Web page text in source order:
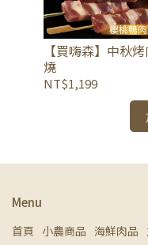
【買嗨森】中秋
燒
NT$1,199
Menu
首頁 小農商品 海鮮肉品